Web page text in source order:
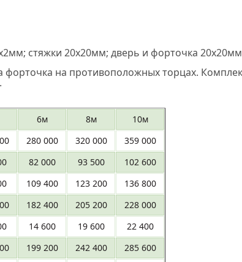
стяжки 20х20мм; дверь и форточка
на противоположных торцах.
6м 8м
10м
280 000 320 000
359 000
82 000 93 500
102 600
109 400 123 200
136 800
182 400 205 200
228 000
14 600 19 600
22 400
199 200 242 400
285 600